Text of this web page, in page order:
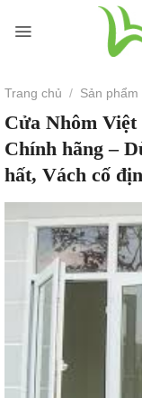
Trang chủ / Sản phẩm
Cửa Nhôm Việt
Chính hãng –
hất, Vách cố